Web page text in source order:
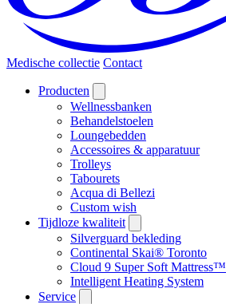
Medische collectie Contact
Producten
Wellnessbanken
Behandelstoelen
Loungebedden
Accessoires & apparatuur
Trolleys
Tabourets
Acqua di Bellezi
Custom wish
Tijdloze kwaliteit
Silverguard bekleding
Continental Skai® Toronto
Cloud 9 Super Soft Mattress™
Intelligent Heating System
Service